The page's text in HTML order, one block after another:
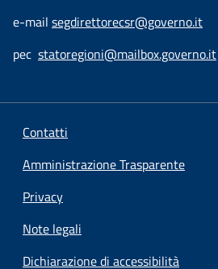
e-mail segdirettorecsr@governo.it
pec statoregioni@mailbox.governo.it
Contatti
Amministrazione Trasparente
Privacy
Note legali
Dichiarazione di accessibilità